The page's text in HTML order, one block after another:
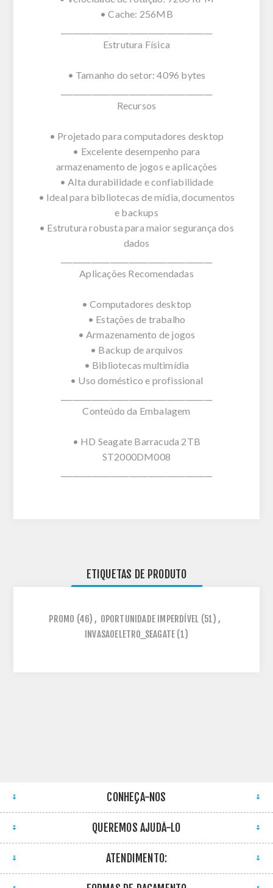
• Cache: 256MB
Estrutura Física
• Tamanho do setor: 4096 bytes
Recursos
• Projetado para computadores desktop
• Excelente desempenho para
armazenamento de jogos e aplicações
• Alta durabilidade e confiabilidade
• Ideal para bibliotecas de mídia, documentos
e backups
• Estrutura robusta para maior segurança dos
dados
Aplicações Recomendadas
• Computadores desktop
• Estações de trabalho
• Armazenamento de jogos
• Backup de arquivos
• Bibliotecas multimídia
• Uso doméstico e profissional
Conteúdo da Embalagem
• HD Seagate Barracuda 2TB
ST2000DM008
ETIQUETAS DE PRODUTO
PROMO (46) , OPORTUNIDADE IMPERDÍVEL (51) ,
INVASAOELETRO_SEAGATE (1)
CONHEÇA-NOS
QUEREMOS AJUDÁ-LO
ATENDIMENTO: